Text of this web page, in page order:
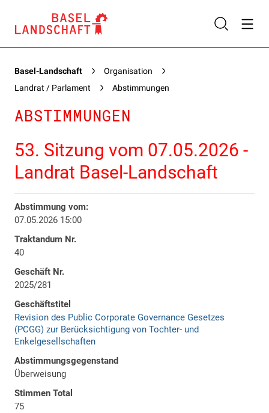
Basel-Landschaft
Organisation
Landrat / Parlament
Abstimmungen
ABSTIMMUNGEN